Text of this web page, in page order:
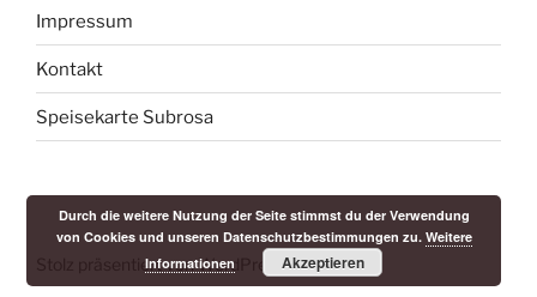
Impressum
Kontakt
Speisekarte Subrosa
Stolz präsentiert von WordPress
Durch die weitere Nutzung der Seite stimmst du der Verwendung
von Cookies und unseren Datenschutzbestimmungen zu. Weitere
Informationen
Akzeptieren